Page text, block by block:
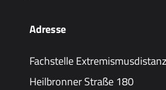
Adresse
Fachstelle
Heilbronner Straße 180